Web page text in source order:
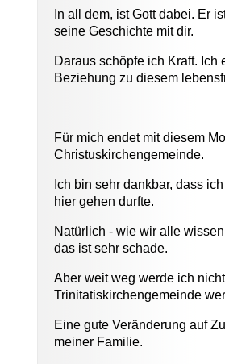
In all dem, ist Gott dabei. Er
seine Geschichte mit dir.
Daraus schöpfe ich Kraft.
Beziehung zu diesem
Für mich endet mit diesem
Christuskirchengemeinde.
Ich bin sehr dankbar, dass
hier gehen durfte.
Natürlich - wie wir alle
das ist sehr schade.
Aber weit weg werde ich
Trinitatiskirchengemeinde
Eine gute Veränderung auf
meiner Familie.